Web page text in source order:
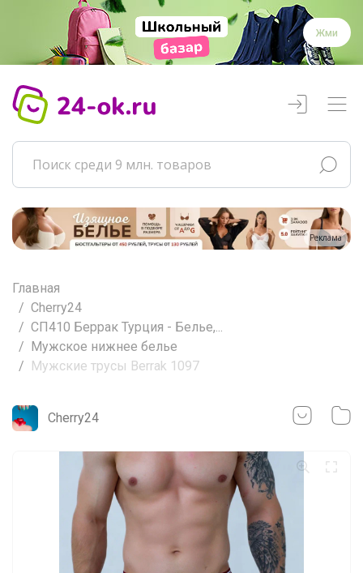
Жми
Реклама
Главная
Cherry24
СП410 Беррак Турция - Белье,...
Мужское нижнее белье
Мужские трусы Berrak 1097
Cherry24